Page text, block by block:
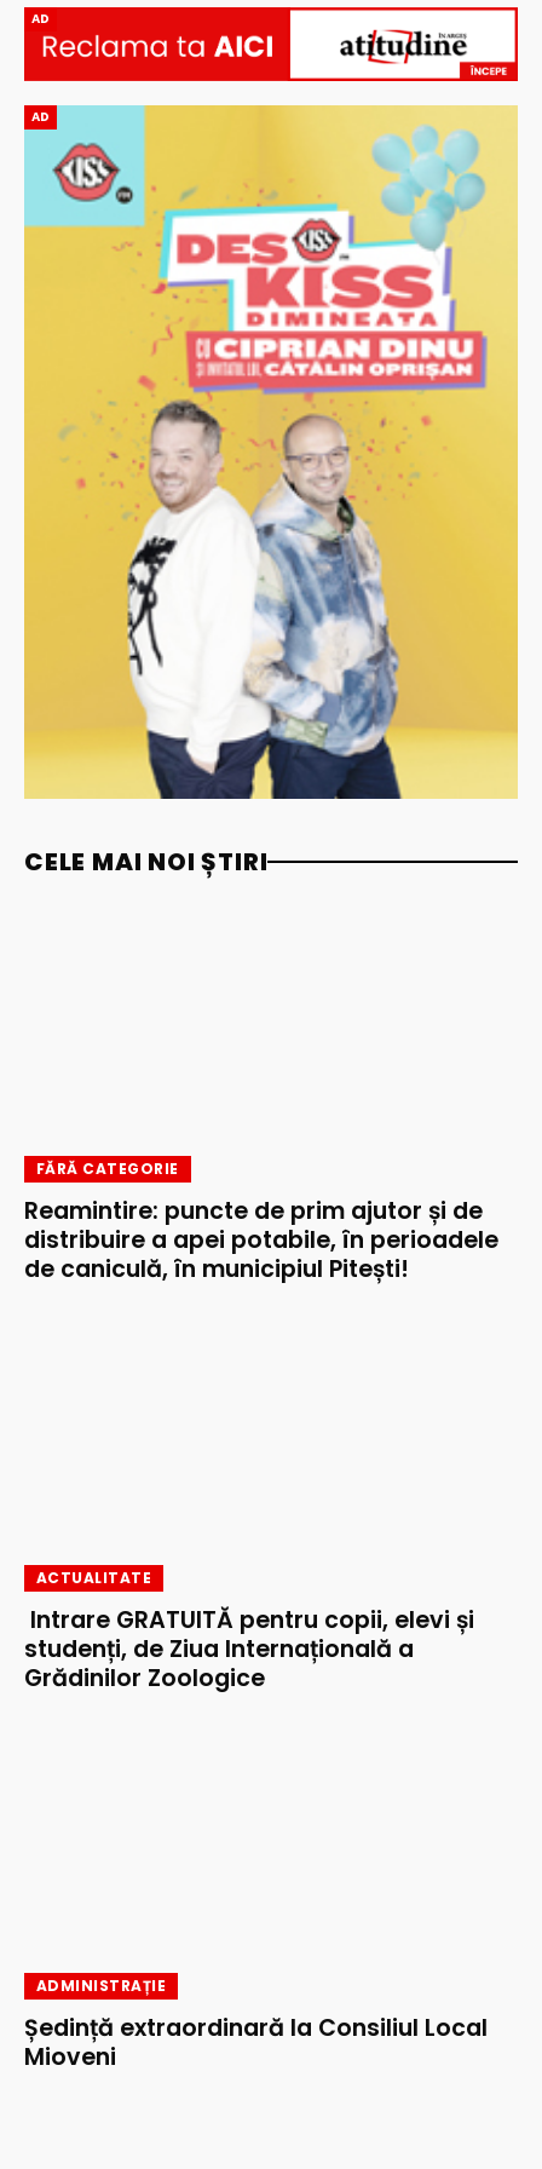
AD
AD
CELE MAI NOI ȘTIRI
FĂRĂ CATEGORIE
Reamintire: puncte de prim ajutor și de
distribuire a apei potabile, în perioadele
de caniculă, în municipiul Pitești!
ACTUALITATE
Intrare GRATUITĂ pentru copii, elevi și
studenți, de Ziua Internațională a
Grădinilor Zoologice
ADMINISTRAȚIE
Ședință extraordinară la Consiliul Local
Mioveni